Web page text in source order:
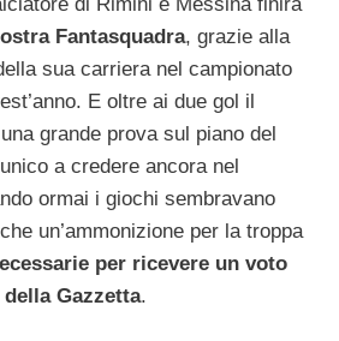
Fantasquadra, grazie alla
sua carriera nel campionato
E oltre ai due gol il
grande prova sul piano del
a credere ancora nel
ormai i giochi sembravano
un’ammonizione per la troppa
per ricevere un voto
Gazzetta.